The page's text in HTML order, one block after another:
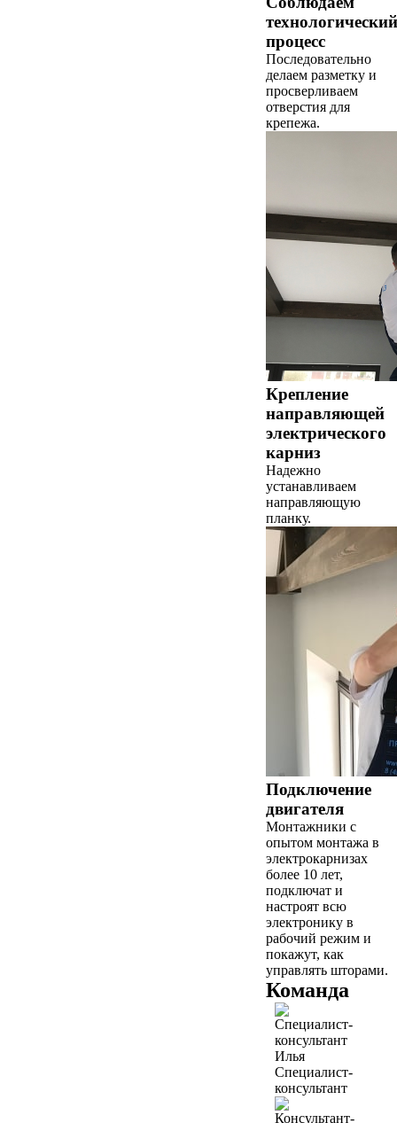
технологический
процесс
Последовательно
делаем разметку и
просверливаем
отверстия для
крепежа.
Крепление
направляющей
электрического
карниз
Надежно
устанавливаем
направляющую
планку.
Подключение
двигателя
Монтажники с
опытом монтажа в
электрокарнизах
более 10 лет,
подключат и
настроят всю
электронику в
рабочий режим и
покажут, как
управлять шторами.
Команда
Илья
Специалист-
консультант